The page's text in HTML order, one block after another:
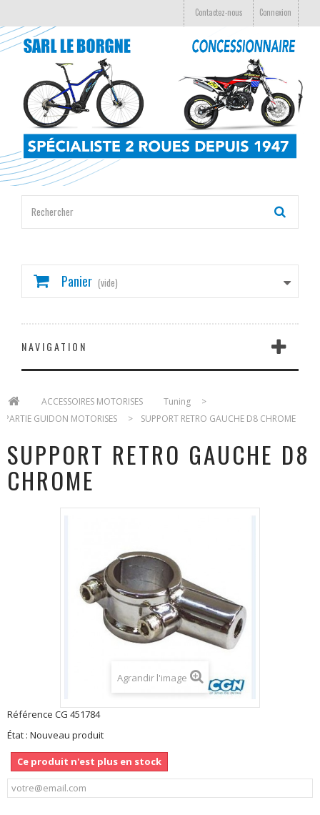
Connexion
Contactez-nous
Panier (vide)
NAVIGATION
ACCESSOIRES MOTORISES Tuning
>
PARTIE GUIDON MOTORISES
> SUPPORT RETRO GAUCHE D8 CHROME
SUPPORT RETRO GAUCHE D8
CHROME
Agrandir l'image
Référence CG 451784
État : Nouveau produit
Ce produit n'est plus en stock